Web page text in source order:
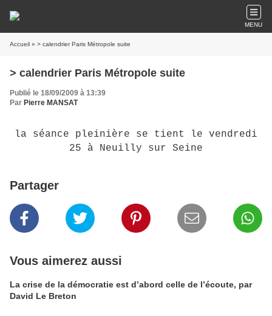
MENU
Accueil » > calendrier Paris Métropole suite
> calendrier Paris Métropole suite
Publié le 18/09/2009 à 13:39
Par Pierre MANSAT
la séance pleinière se tient le vendredi
25 à Neuilly sur Seine
Partager
Vous aimerez aussi
La crise de la démocratie est d’abord celle de l’écoute, par
David Le Breton